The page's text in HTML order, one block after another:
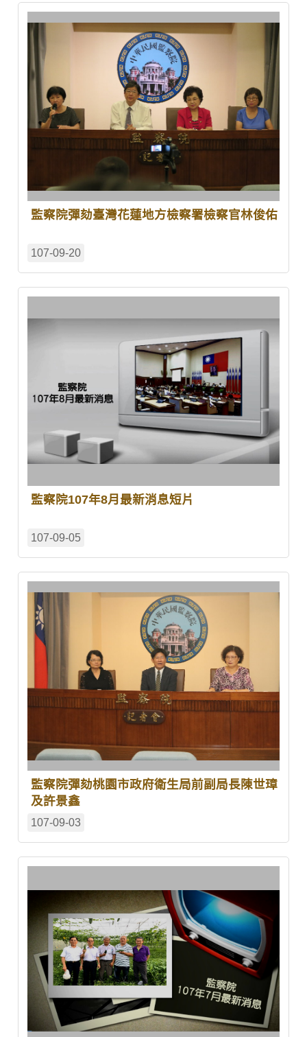
監察院彈劾臺灣花蓮地方檢察署檢察官林俊佑
107-09-20
監察院107年8月最新消息短片
107-09-05
監察院彈劾桃園市政府衛生局前副局長陳世璋
及許景鑫
107-09-03